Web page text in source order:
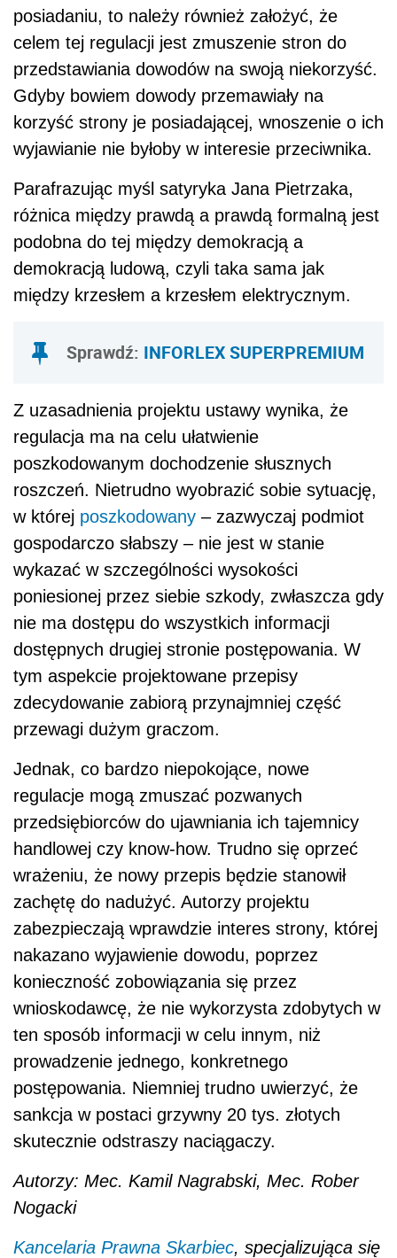
posiadaniu, to należy również założyć, że
celem tej regulacji jest zmuszenie stron do
przedstawiania dowodów na swoją niekorzyść.
Gdyby bowiem dowody przemawiały na
korzyść strony je posiadającej, wnoszenie o ich
wyjawianie nie byłoby w interesie przeciwnika.
Parafrazując myśl satyryka Jana Pietrzaka,
różnica między prawdą a prawdą formalną jest
podobna do tej między demokracją a
demokracją ludową, czyli taka sama jak
między krzesłem a krzesłem elektrycznym.
Sprawdź: INFORLEX SUPERPREMIUM
Z uzasadnienia projektu ustawy wynika, że
regulacja ma na celu ułatwienie
poszkodowanym dochodzenie słusznych
roszczeń. Nietrudno wyobrazić sobie sytuację,
w której poszkodowany – zazwyczaj podmiot
gospodarczo słabszy – nie jest w stanie
wykazać w szczególności wysokości
poniesionej przez siebie szkody, zwłaszcza gdy
nie ma dostępu do wszystkich informacji
dostępnych drugiej stronie postępowania. W
tym aspekcie projektowane przepisy
zdecydowanie zabiorą przynajmniej część
przewagi dużym graczom.
Jednak, co bardzo niepokojące, nowe
regulacje mogą zmuszać pozwanych
przedsiębiorców do ujawniania ich tajemnicy
handlowej czy know-how. Trudno się oprzeć
wrażeniu, że nowy przepis będzie stanowił
zachętę do nadużyć. Autorzy projektu
zabezpieczają wprawdzie interes strony, której
nakazano wyjawienie dowodu, poprzez
konieczność zobowiązania się przez
wnioskodawcę, że nie wykorzysta zdobytych w
ten sposób informacji w celu innym, niż
prowadzenie jednego, konkretnego
postępowania. Niemniej trudno uwierzyć, że
sankcja w postaci grzywny 20 tys. złotych
skutecznie odstraszy naciągaczy.
Autorzy: Mec. Kamil Nagrabski, Mec. Rober
Nogacki
Kancelaria Prawna Skarbiec, specjalizująca się